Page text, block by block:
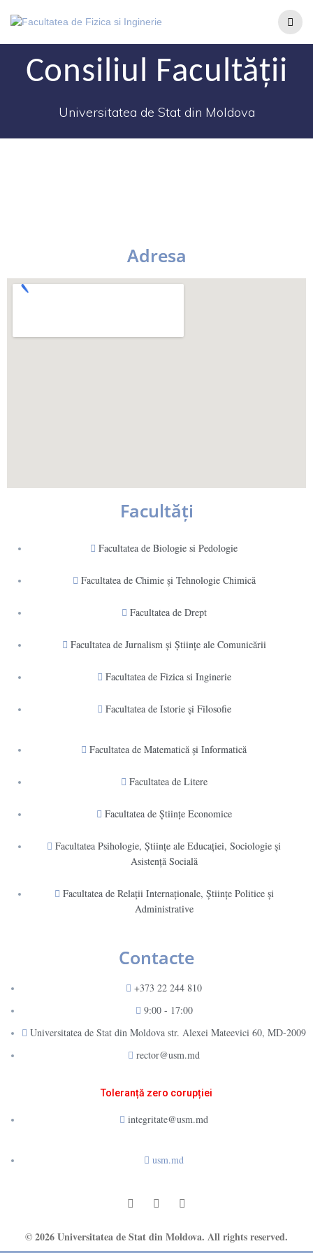
Consiliul Facultății
Universitatea de Stat din Moldova
Adresa
Facultăţi
Facultatea de Biologie si Pedologie
Facultatea de Chimie şi Tehnologie Chimică
Facultatea de Drept
Facultatea de Jurnalism şi Ştiinţe ale Comunicării
Facultatea de Fizica si Inginerie
Facultatea de Istorie şi Filosofie
Facultatea de Matematică şi Informatică
Facultatea de Litere
Facultatea de Științe Economice
Facultatea Psihologie, Ştiinţe ale Educaţiei, Sociologie și
Asistență Socială
Facultatea de Relaţii Internaţionale, Ştiinţe Politice şi
Administrative
Contacte
+373 22 244 810
9:00 - 17:00
Universitatea de Stat din Moldova str. Alexei Mateevici 60, MD-2009
rector@usm.md
Toleranță zero corupției
integritate@usm.md
usm.md
© 2026 Universitatea de Stat din Moldova. All rights reserved.